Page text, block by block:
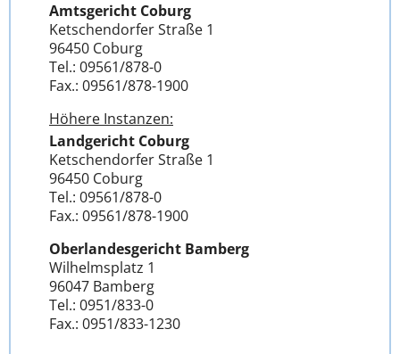
Amtsgericht Coburg
Ketschendorfer Straße 1
96450 Coburg
Tel.: 09561/878-0
Fax.: 09561/878-1900
Höhere Instanzen:
Landgericht Coburg
Ketschendorfer Straße 1
96450 Coburg
Tel.: 09561/878-0
Fax.: 09561/878-1900
Oberlandesgericht Bamberg
Wilhelmsplatz 1
96047 Bamberg
Tel.: 0951/833-0
Fax.: 0951/833-1230